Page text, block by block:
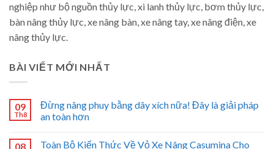
nghiệp như bộ nguồn thủy lực, xi lanh thủy lực, bơm thủy lực,
bàn nâng thủy lực, xe nâng bàn, xe nâng tay, xe nâng điện, xe
nâng thủy lực.
BÀI VIẾT MỚI NHẤT
09
Th8
Đừng nâng phuy bằng dây xích nữa! Đây là giải pháp
an toàn hơn
08
Toàn Bộ Kiến Thức Về Vỏ Xe Nâng Casumina Cho